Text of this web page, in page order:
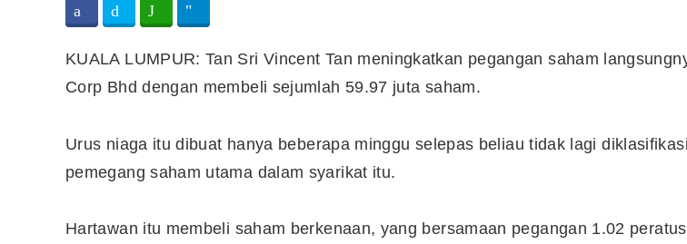
KUALA LUMPUR: Tan Sri Vincent Tan meningkatkan pegangan saham
Corp Bhd dengan membeli sejumlah 59.97 juta saham.
Urus niaga itu dibuat hanya beberapa minggu selepas beliau tidak lagi
pemegang saham utama dalam syarikat itu.
Hartawan itu membeli saham berkenaan, yang bersamaan pegangan 1.02